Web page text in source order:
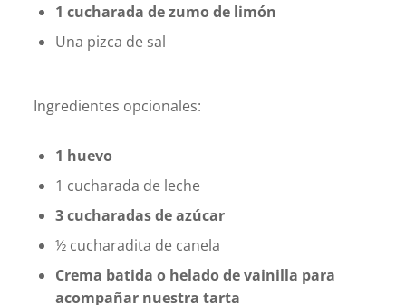
1 cucharada de zumo de limón
Una pizca de sal
Ingredientes opcionales:
1 huevo
1 cucharada de leche
3 cucharadas de azúcar
½ cucharadita de canela
Crema batida o helado de vainilla para
acompañar nuestra tarta